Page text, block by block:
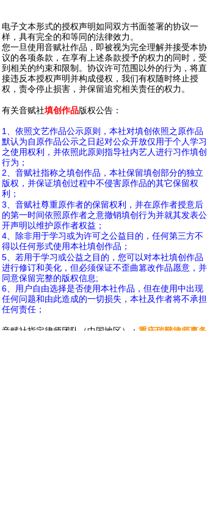
电子文本形式的授权声明如同双方书面签署的协议一
样，具有完全的和等同的法律效力。
您一旦使用音赋社作品，即被视为完全理解并接受本协
议的各项条款，在享有上述条款授予的权力的同时，受
到相关的约束和限制。协议许可范围以外的行为，将直
接违反本授权声明并构成侵权，我们有权随时终止授
权，责令停止损害，并保留追究相关责任的权力。
有关音赋社填创作品版权公告：
1、依照文艺作品公示原则，本社对填创依照之原作品
默认为自原作品公示之日起对公众开放仅用于个人学习
之使用权利，并依照此原则指导社内艺人进行习作填创
行为；
2、音赋社指称之填创作品，本社保留填创部分的独立
版权，并保证填创过程中不侵害原作品的其它保留权
利；
3、音赋社尊重原作者的保留权利，并在原作者授意后
的第一时间依照原作者之意撤销填创行为并就其发表公
开声明以维护原作者权益；
4、除非用于学习或为许可之公益目的，任何第三方不
得以任何形式使用本社填创作品；
5、若用于学习或公益之目的，您可以对本社填创作品
进行修订和美化，但必须保证不歪曲篡改作品愿意，并
同意保留完整的版权信息;
6、用户自由选择是否使用本社作品，但在使用中出现
任何问题和由此造成的一切损失，本社及作者将不承担
任何责任；
音赋社指定律师团队（中国地区）： 重庆瑞辩律师事务